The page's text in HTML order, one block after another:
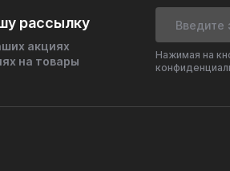
– двухкомпонентный
кремнеземный наполнитель
подходит для большинства
с глушителями аналогичного
рассылку
акциях
на товары
Нажимая на